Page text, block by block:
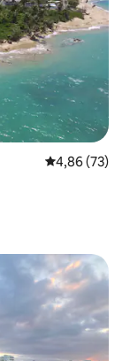
Gemiddelde
4,86 (73)